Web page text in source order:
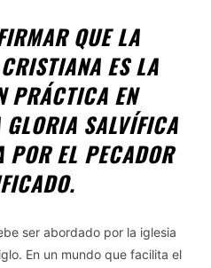
QUE LA
ES LA
PRÁCTICA EN
SALVÍFICA
POR EL PECADOR
ser abordado por la iglesia
En un mundo que facilita el